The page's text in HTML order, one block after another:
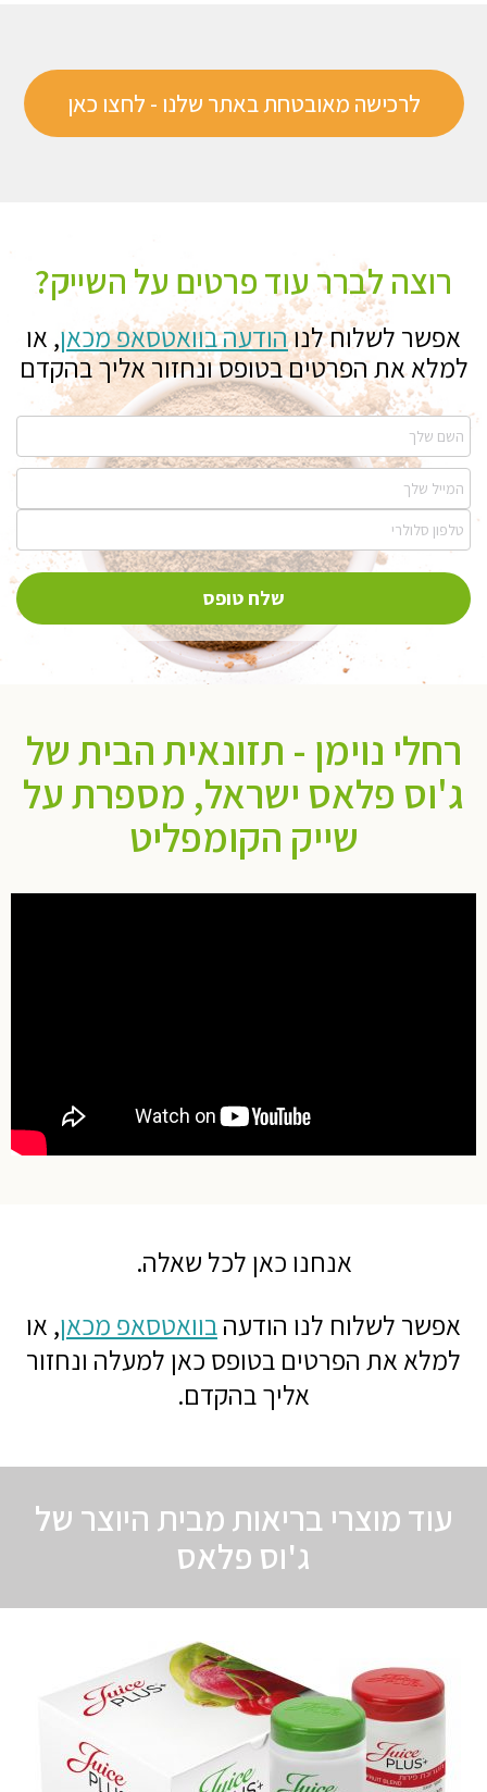
לרכישה מאובטחת באתר שלנו - לחצו כאן
רוצה לברר עוד פרטים על השייק?
אפשר לשלוח לנוהודעה בוואטסאפ מכאן, או
למלא את הפרטים בטופס ונחזור אליך בהקדם
רחלי נוימן - תזונאית הבית של
ג'וס פלאס ישראל, מספרת על
שייק הקומפליט
אנחנו כאן לכל שאלה.
אפשר לשלוח לנו הודעהבוואטסאפ מכאן, או
למלא את הפרטים בטופס כאן למעלה ונחזור
אליך בהקדם.
עוד מוצרי בריאות מבית היוצר של
ג'וס פלאס